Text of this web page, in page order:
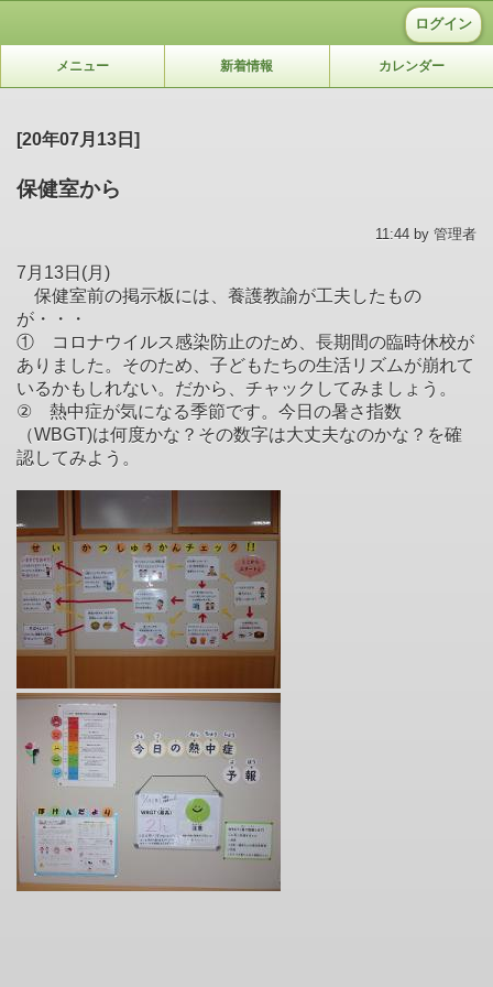
ログイン
メニュー 新着情報 カレンダー
[20年07月13日]
保健室から
11:44 by 管理者
7月13日(月)
保健室前の掲示板には、養護教諭が工夫したもの
が・・・
① コロナウイルス感染防止のため、長期間の臨時休校が
ありました。そのため、子どもたちの生活リズムが崩れて
いるかもしれない。だから、チャックしてみましょう。
② 熱中症が気になる季節です。今日の暑さ指数
（WBGT)は何度かな？その数字は大丈夫なのかな？を確
認してみよう。